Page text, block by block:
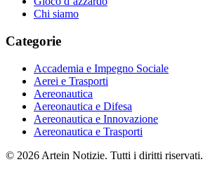
Chi siamo
Categorie
Accademia e Impegno Sociale
Aerei e Trasporti
Aereonautica
Aereonautica e Difesa
Aereonautica e Innovazione
Aereonautica e Trasporti
© 2026 Artein Notizie. Tutti i diritti riservati.